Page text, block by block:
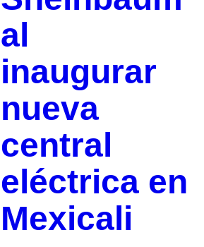
al
inaugurar
nueva
central
eléctrica en
Mexicali